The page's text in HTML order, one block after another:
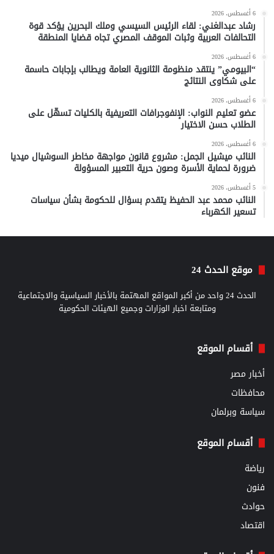
6 أغسطس، 2026
رشاد عبدالغني: لقاء الرئيس السيسي وملك البحرين يؤكد قوة
التحالفات العربية وثبات الموقف المصري تجاه قضايا المنطقة
6 أغسطس، 2026
“البيومي” ينتقد منظومة الثانوية العامة ويطالب بإجابات حاسمة
على شكاوى النتائج
6 أغسطس، 2026
عضو تعليم النواب: الإنفوجرافات التعريفية بالكليات تسهّل على
الطلاب حسن الاختيار
6 أغسطس، 2026
النائب ميشيل الجمل: مشروع قانون مواجهة مخاطر السوشيال ميديا
ضرورة لحماية الأسرة وصون حرية التعبير المسؤولة
5 أغسطس، 2026
النائب محمد عبد الحفيظ يتقدم بسؤال للحكومة بشأن سياسات
تسعير الكهرباء
موقع الحدث 24
الحدث 24 واحد من أكبر المواقع المهتمة بالأخبار السياسية والاجتماعية
ومتابعة اخبار الوزارات وجميع الهيئات الحكومية
أقسام الموقع
أخبار مصر
محافظات
سياسة وبرلمان
أقسام الموقع
رياضة
فنون
حوادث
اقتصاد